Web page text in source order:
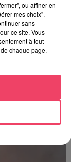
INTERPELLÉ,
ou affiner en
mes choix".
sans
ce site. Vous
à tout
chaque page.